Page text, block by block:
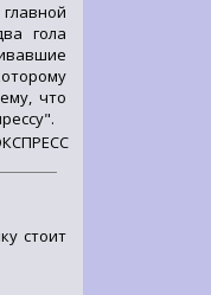
гола
что
стоит